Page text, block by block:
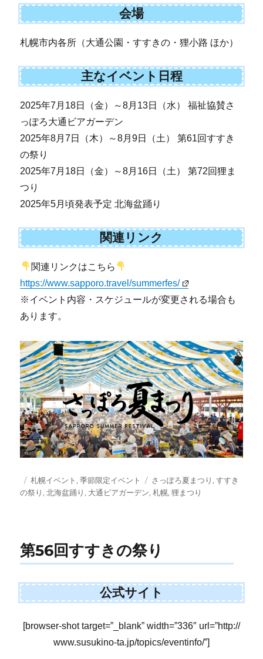
会場
札幌市内各所（大通公園・すすきの・狸小路 ほか）
主なイベント日程
2025年7月18日（金）～8月13日（水） 福祉協賛さ
っぽろ大通ビアガーデン
2025年8月7日（木）～8月9日（土） 第61回すすき
の祭り
2025年7月18日（金）～8月16日（土） 第72回狸ま
つり
2025年5月頃発表予定 北海盆踊り
関連リンク
関連リンクはこちら
https://www.sapporo.travel/summerfes/
※イベント内容・スケジュールが変更される場合も
あります。
投
稿
カ
テ
札幌イベント ,季節限定イベント
タ
グ
さっぽろ夏まつり ,すすき
の祭り ,北海盆踊り , 大通ビアガーデン,札幌,狸まつり
第56回すすきの祭り
公式サイト
[browser-shot target=”_blank” width=”336″ url=”http://
www.susukino-ta.jp/topics/eventinfo/”]